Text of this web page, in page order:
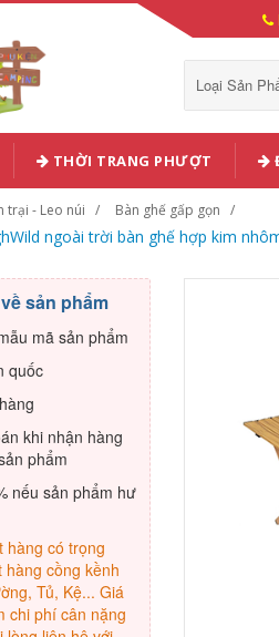
Loại Sản
THỜI TRANG PHƯỢT
trại - Leo núi Bàn ghế gấp gọn
ngoài trời bàn ghế hợp kim
sản phẩm
mã sản phẩm
quốc
khi nhận hàng
phẩm
nếu sản phẩm hư
hàng có trọng
cồng kềnh
Tủ, Kệ... Giá
chi phí cân nặng